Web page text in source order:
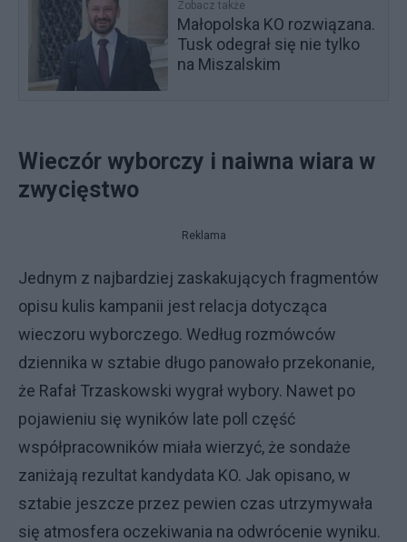
Zobacz także
Małopolska KO rozwiązana.
Tusk odegrał się nie tylko
na Miszalskim
Wieczór wyborczy i naiwna wiara w
zwycięstwo
Reklama
Jednym z najbardziej zaskakujących fragmentów
opisu kulis kampanii jest relacja dotycząca
wieczoru wyborczego. Według rozmówców
dziennika w sztabie długo panowało przekonanie,
że Rafał Trzaskowski wygrał wybory. Nawet po
pojawieniu się wyników late poll część
współpracowników miała wierzyć, że sondaże
zaniżają rezultat kandydata KO. Jak opisano, w
sztabie jeszcze przez pewien czas utrzymywała
się atmosfera oczekiwania na odwrócenie wyniku.